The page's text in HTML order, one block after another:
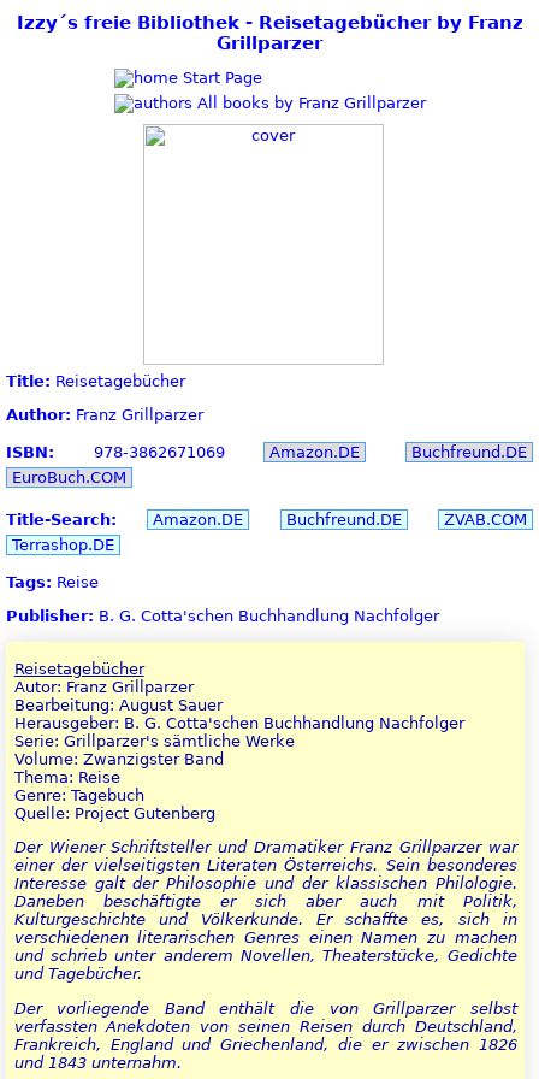
Izzy´s freie Bibliothek - Reisetagebücher by Franz
Grillparzer
Start Page
All books by Franz Grillparzer
Title: Reisetagebücher
Author: Franz Grillparzer
ISBN: 978-3862671069 Amazon.DE
Buchfreund.DE
EuroBuch.COM
Title-Search: Amazon.DE Buchfreund.DE
ZVAB.COM
Terrashop.DE
Tags: Reise
Publisher: B. G. Cotta'schen Buchhandlung Nachfolger
Reisetagebücher
Autor: Franz Grillparzer
Bearbeitung: August Sauer
Herausgeber: B. G. Cotta'schen Buchhandlung Nachfolger
Serie: Grillparzer's sämtliche Werke
Volume: Zwanzigster Band
Thema: Reise
Genre: Tagebuch
Quelle: Project Gutenberg
Der Wiener Schriftsteller und Dramatiker Franz Grillparzer war
einer der vielseitigsten Literaten Österreichs. Sein besonderes
Interesse galt der Philosophie und der klassischen Philologie.
Daneben beschäftigte er sich aber auch mit Politik,
Kulturgeschichte und Völkerkunde. Er schaffte es, sich in
verschiedenen literarischen Genres einen Namen zu machen
und schrieb unter anderem Novellen, Theaterstücke, Gedichte
und Tagebücher.
Der vorliegende Band enthält die von Grillparzer selbst
verfassten Anekdoten von seinen Reisen durch Deutschland,
Frankreich, England und Griechenland, die er zwischen 1826
und 1843 unternahm.